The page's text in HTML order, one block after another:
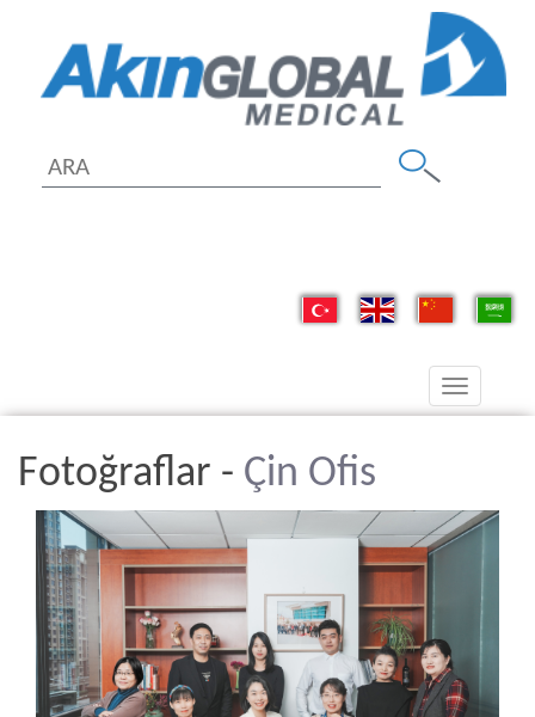
Toggle
navigation
Fotoğraflar - Çin Ofis